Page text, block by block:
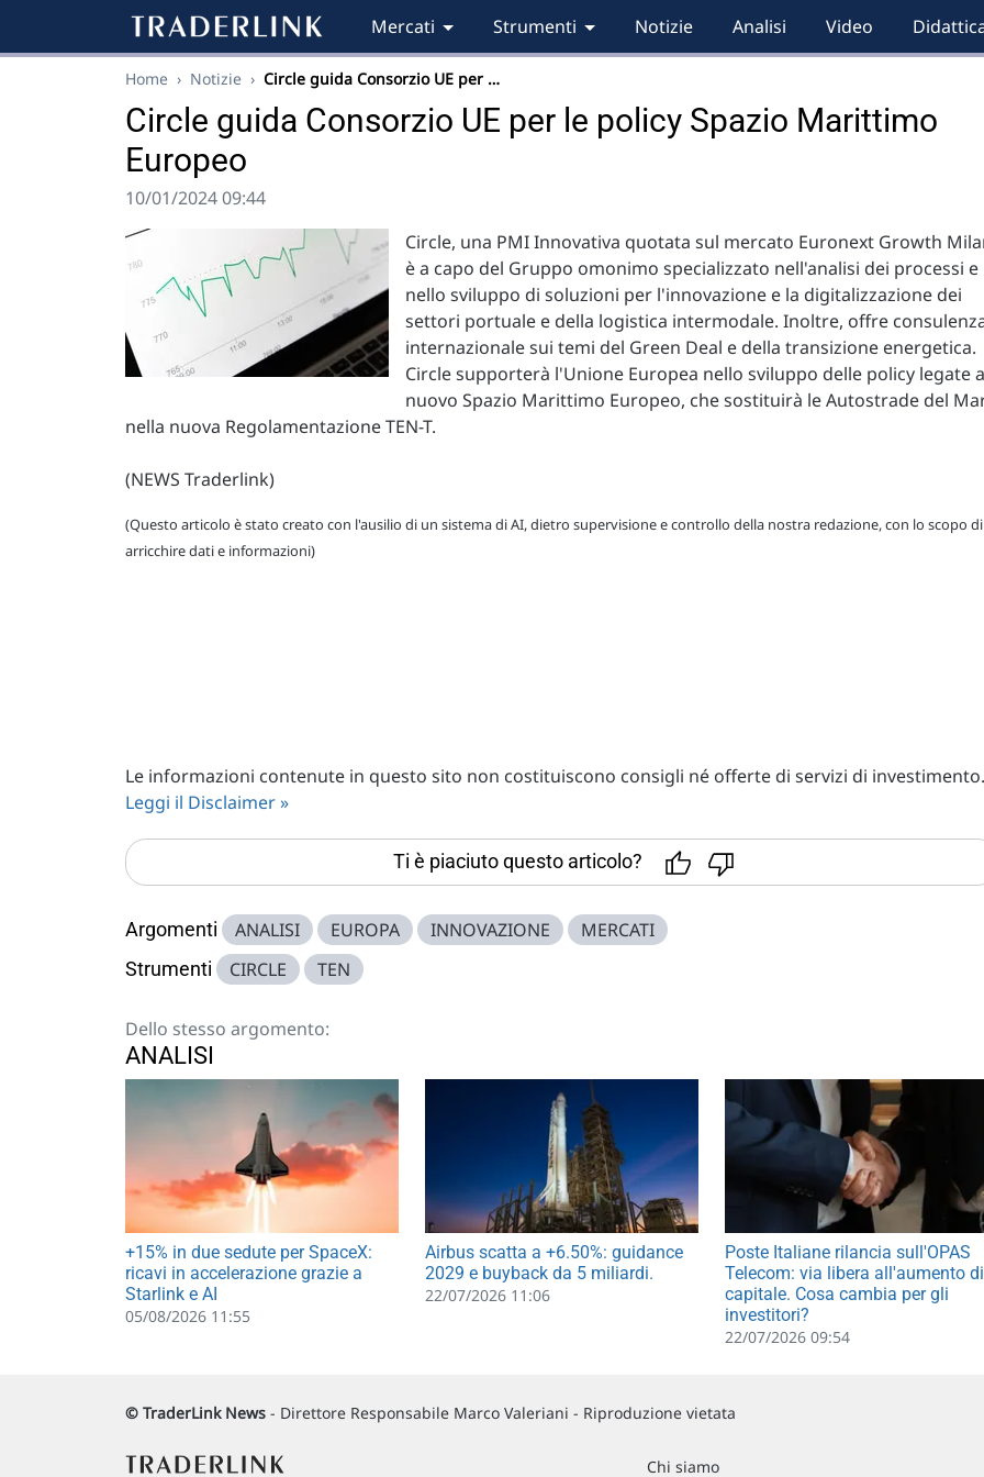
Mercati Strumenti Notizie Analisi Video
Home › Notizie › Circle guida Consorzio UE per …
Circle guida Consorzio UE per le policy Spazio Marittimo
Europeo
10/01/2024 09:44
Circle, una PMI Innovativa quotata sul mercato Euronext Growth
è a capo del Gruppo omonimo specializzato nell'analisi dei processi e
nello sviluppo di soluzioni per l'innovazione e la digitalizzazione dei
settori portuale e della logistica intermodale. Inoltre, offre
internazionale sui temi del Green Deal e della transizione energetica.
Circle supporterà l'Unione Europea nello sviluppo delle policy legate
nuovo Spazio Marittimo Europeo, che sostituirà le Autostrade del
nella nuova Regolamentazione TEN-T.
(NEWS Traderlink)
(Questo articolo è stato creato con l'ausilio di un sistema di AI, dietro supervisione e controllo della nostra redazione, con lo scopo di
arricchire dati e informazioni)
Le informazioni contenute in questo sito non costituiscono consigli né offerte di servizi di investimento.
Leggi il Disclaimer »
Ti è piaciuto questo articolo?
Argomenti ANALISI EUROPA INNOVAZIONE MERCATI
Strumenti CIRCLE TEN
Dello stesso argomento:
ANALISI
+15% in due sedute per SpaceX:
ricavi in accelerazione grazie a
Starlink e AI
05/08/2026 11:55
Airbus scatta a +6.50%: guidance
2029 e buyback da 5 miliardi.
22/07/2026 11:06
Poste Italiane rilancia sull'OPAS
Telecom: via libera all'aumento di
capitale. Cosa cambia per gli
investitori?
22/07/2026 09:54
© TraderLink News - Direttore Responsabile Marco Valeriani - Riproduzione vietata
Chi siamo